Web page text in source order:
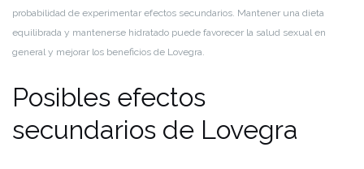
probabilidad de experimentar efectos secundarios. Mantener una dieta
equilibrada y mantenerse hidratado puede favorecer la salud sexual en
general y mejorar los beneficios de Lovegra.
Posibles efectos
secundarios de Lovegra